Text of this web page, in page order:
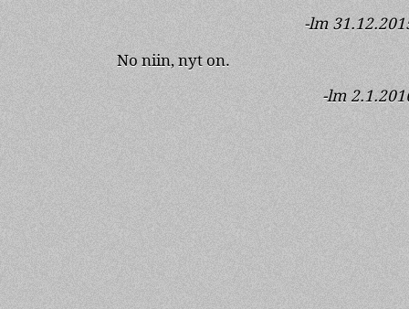
-lm
No niin, nyt on.
-lm